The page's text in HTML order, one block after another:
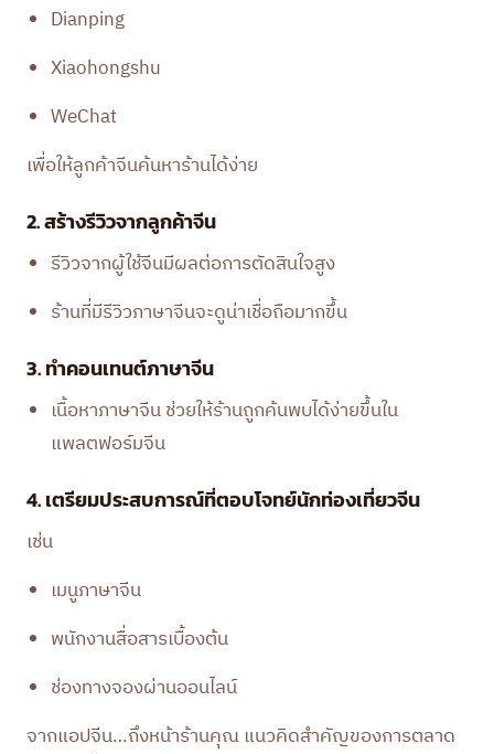
Dianping
Xiaohongshu
WeChat
เพื่อให้ลูกค้าจีนค้นหาร้านได้ง่าย
2. สร้างรีวิวจากลูกค้าจีน
รีวิวจากผู้ใช้จีนมีผลต่อการตัดสินใจสูง
ร้านที่มีรีวิวภาษาจีนจะดูน่าเชื่อถือมากขึ้น
3. ทำคอนเทนต์ภาษาจีน
เนื้อหาภาษาจีน ช่วยให้ร้านถูกค้นพบได้ง่ายขึ้นใน
แพลตฟอร์มจีน
4. เตรียมประสบการณ์ที่ตอบโจทย์นักท่องเที่ยวจีน
เช่น
เมนูภาษาจีน
พนักงานสื่อสารเบื้องต้น
ช่องทางจองผ่านออนไลน์
จากแอปจีน…ถึงหน้าร้านคุณ แนวคิดสำคัญของการตลาด